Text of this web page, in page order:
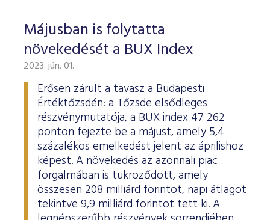
Májusban is folytatta
növekedését a BUX Index
2023. jún. 01.
Erősen zárult a tavasz a Budapesti
Értéktőzsdén: a Tőzsde elsődleges
részvénymutatója, a BUX index 47 262
ponton fejezte be a májust, amely 5,4
százalékos emelkedést jelent az áprilishoz
képest. A növekedés az azonnali piac
forgalmában is tükröződött, amely
összesen 208 milliárd forintot, napi átlagot
tekintve 9,9 milliárd forintot tett ki. A